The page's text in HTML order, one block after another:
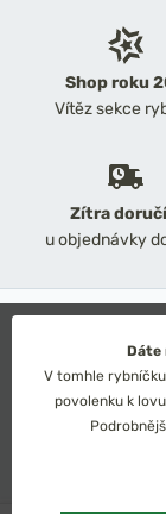
Shop roku
Vítěz sekce
Zítra
u objednávky
Dáte
V tomhle
povolenku k